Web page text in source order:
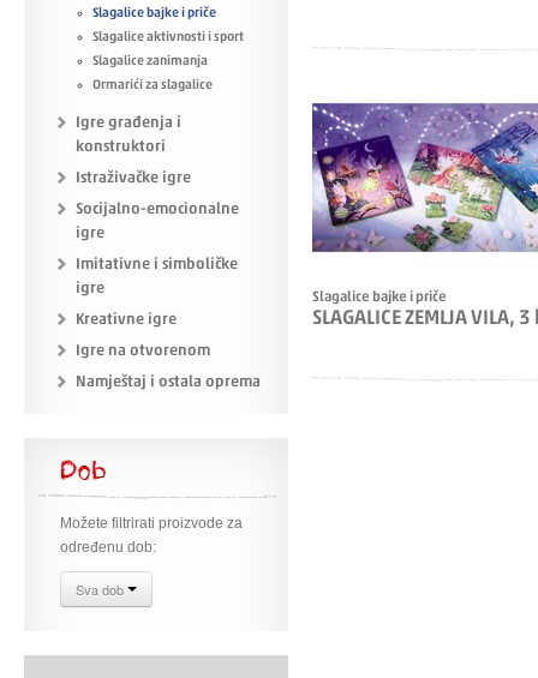
Slagalice bajke i priče
Slagalice aktivnosti i sport
Slagalice zanimanja
Ormarići za slagalice
Igre građenja i
konstruktori
Istraživačke igre
Socijalno-emocionalne
igre
Imitativne i simboličke
igre
Kreativne igre
Igre na otvorenom
Namještaj i ostala oprema
Dob
Možete filtrirati proizvode za
određenu dob:
Sva dob
Slagalice bajke i priče
SLAGALICE ZEMLJA VILA,